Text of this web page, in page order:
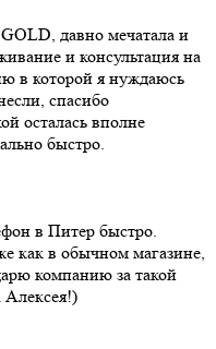
давно мечатала и
и консультация на
в которой я нуждаюсь
спасибо
осталась вполне
быстро.
в Питер быстро.
как в обычном магазине,
компанию за такой
Алексея!)